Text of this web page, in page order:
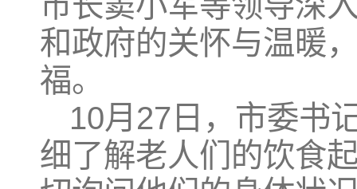
和政府的关怀与温暖
福。
10月27日，市委书
细了解老人们的饮食